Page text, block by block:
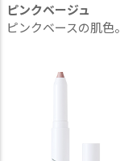
ピンクベージュ
ピンクベースの肌色